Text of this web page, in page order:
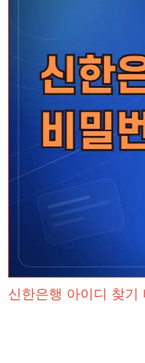
신한은행 아이디 찾기